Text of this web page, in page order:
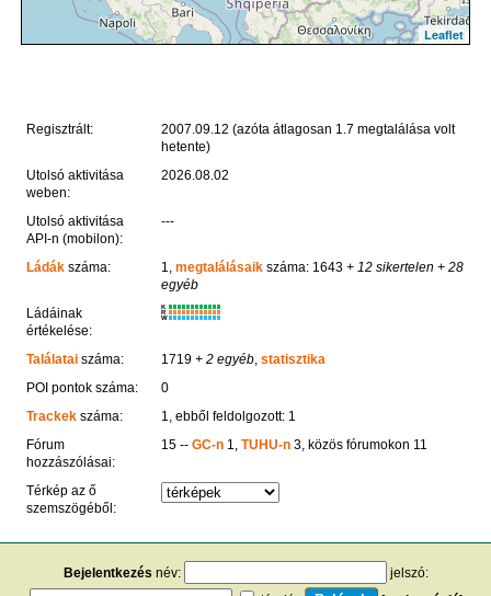
Leaflet
Regisztrált:
2007.09.12 (azóta átlagosan 1.7 megtalálása volt
hetente)
Utolsó aktivitása
weben:
2026.08.02
Utolsó aktivitása
API-n (mobilon):
---
Ládák száma: 1, megtalálásaik száma: 1643 + 12 sikertelen + 28
egyéb
Ládáinak
értékelése:
K
R
W
Találatai száma: 1719 + 2 egyéb, statisztika
POI pontok száma:
0
Trackek száma:
1, ebből feldolgozott: 1
Fórum
hozzászólásai:
15 -- GC-n 1, TUHU-n 3, közös fórumokon 11
Térkép az ő
szemszögéből:
Bejelentkezés név:
jelszó: